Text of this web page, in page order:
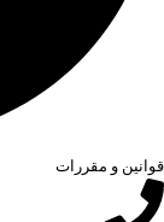
قوانین و مقررات